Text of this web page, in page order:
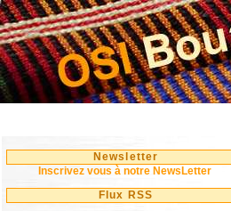
Newsletter
Inscrivez vous à notre NewsLetter
Flux RSS